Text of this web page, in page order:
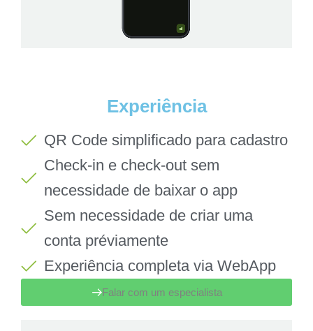
Experiência
QR Code simplificado para cadastro
Check-in e check-out sem
necessidade de baixar o app
Sem necessidade de criar uma
conta préviamente
Experiência completa via WebApp
Falar com um especialista